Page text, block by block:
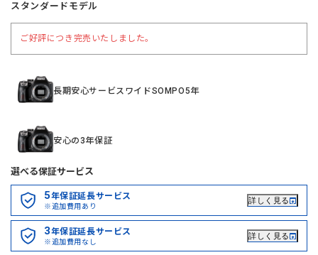
スタンダードモデル
ご好評につき完売いたしました。
長期安心サービスワイドSOMPO5年
安心の3年保証
選べる保証サービス
5年保証延長サービス
※追加費用あり
詳しく見る
3年保証延長サービス
※追加費用なし
詳しく見る